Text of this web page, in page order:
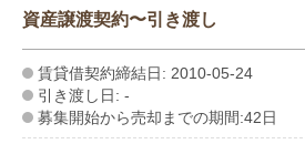
資産譲渡契約〜引き渡し
賃貸借契約締結日: 2010-05-24
引き渡し日: -
募集開始から売却までの期間:42日